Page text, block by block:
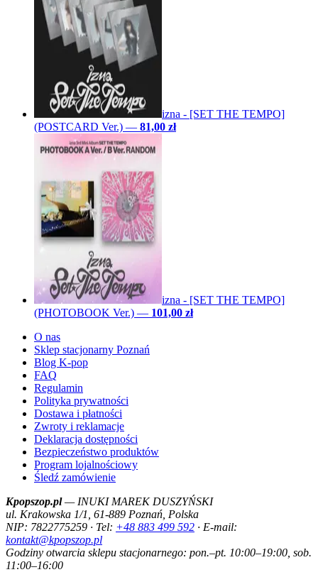
izna - [SET THE TEMPO]
(POSTCARD Ver.) — 81,00 zł
izna - [SET THE TEMPO]
(PHOTOBOOK Ver.) — 101,00 zł
O nas
Sklep stacjonarny Poznań
Blog K-pop
FAQ
Regulamin
Polityka prywatności
Dostawa i płatności
Zwroty i reklamacje
Deklaracja dostępności
Bezpieczeństwo produktów
Program lojalnościowy
Śledź zamówienie
Kpopszop.pl— INUKI MAREK DUSZYŃSKI
ul. Krakowska 1/1, 61-889 Poznań, Polska
NIP: 7822775259 · Tel: +48 883 499 592 · E-mail:
kontakt@kpopszop.pl
Godziny otwarcia sklepu stacjonarnego: pon.–pt. 10:00–19:00, sob.
11:00–16:00